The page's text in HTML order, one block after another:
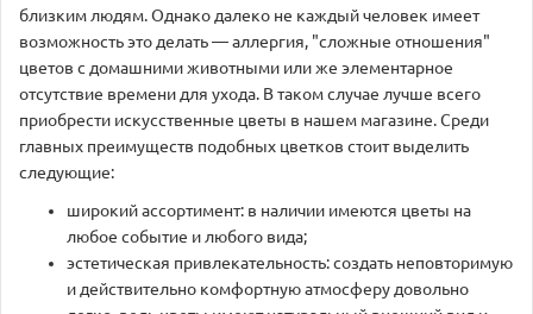
близким людям. Однако далеко не каждый человек имеет
возможность это делать — аллергия, "сложные отношения"
цветов с домашними животными или же элементарное
отсутствие времени для ухода. В таком случае лучше всего
приобрести искусственные цветы в нашем магазине. Среди
главных преимуществ подобных цветков стоит выделить
следующие:
широкий ассортимент: в наличии имеются цветы на
любое событие и любого вида;
эстетическая привлекательность: создать неповторимую
и действительно комфортную атмосферу довольно